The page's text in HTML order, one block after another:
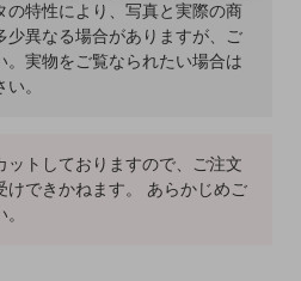
の特性により、写真と実際の商
少異なる場合がありますが、ご
。実物をご覧なられたい場合は
。
ットしておりますので、ご注文
けできかねます。 あらかじめご